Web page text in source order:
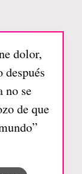
dolor,
no se
de que